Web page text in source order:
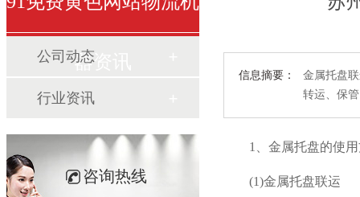
信息摘要：
金属托盘联
转运、保
1、金属托盘的使用方
(1)金属托盘联运
器资讯
公司动态
行业资讯
咨询热线